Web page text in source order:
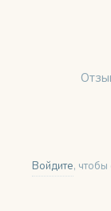
Войдите, чтобы